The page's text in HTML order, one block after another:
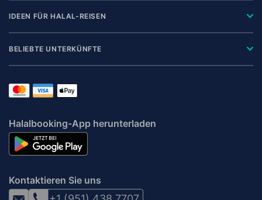
IDEEN FÜR HALAL-REISEN
BELIEBTE UNTERKÜNFTE
Halalbooking-App herunterladen
Kontaktieren Sie uns